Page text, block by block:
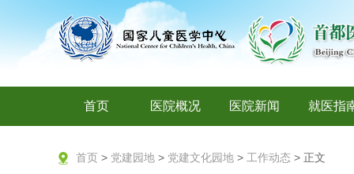
首页 医院概况 医院新闻 就医指
首页 > 党建园地 > 党建文化园地 > 工作动态 > 正文